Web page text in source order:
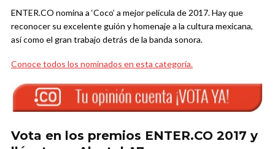
ENTER.CO nomina a ‘Coco’ a mejor película de 2017. Hay que
reconocer su excelente guión y homenaje a la cultura mexicana,
así como el gran trabajo detrás de la banda sonora.
Conoce todos los nominados en esta categoría.
Vota en los premios ENTER.CO 2017 y